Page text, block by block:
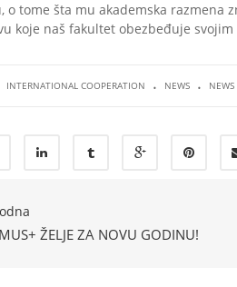
o tome šta mu akademska razmena
koje naš fakultet obezbeđuje
INTERNATIONAL COOPERATION . NEWS . NEWS
ŽELJE ZA NOVU GODINU!